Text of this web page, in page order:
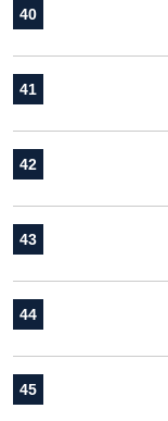
40
41
42
43
44
45